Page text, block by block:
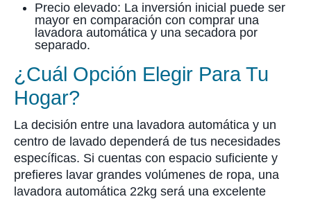
Precio elevado: La inversión inicial puede ser
mayor en comparación con comprar una
lavadora automática y una secadora por
separado.
¿Cuál Opción Elegir Para Tu
Hogar?
La decisión entre una lavadora automática y un
centro de lavado dependerá de tus necesidades
específicas. Si cuentas con espacio suficiente y
prefieres lavar grandes volúmenes de ropa, una
lavadora automática 22kg será una excelente